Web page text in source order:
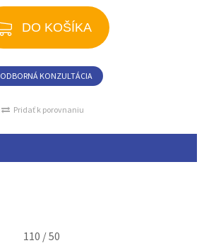
DO KOŠÍKA
ODBORNÁ KONZULTÁCIA
Pridať k porovnaniu
110 / 50